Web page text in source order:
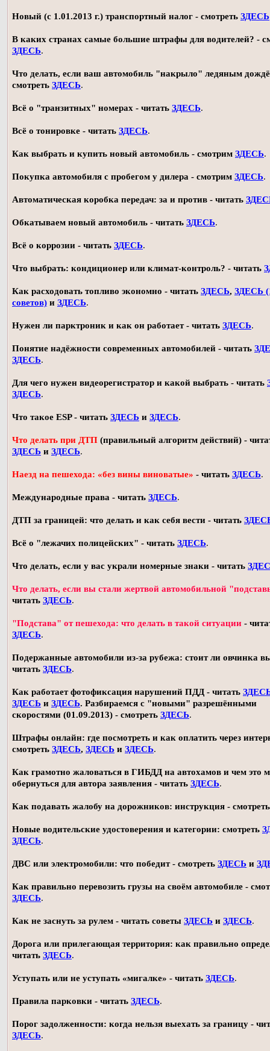
Новый (с 1.01.2013 г.) транспортный налог - смотреть ЗДЕСЬ
В каких странах самые большие штрафы для водителей? -
ЗДЕСЬ.
Что делать, если ваш автомобиль "накрыло" ледяным
смотреть ЗДЕСЬ.
Всё о "транзитных" номерах - читать ЗДЕСЬ.
Всё о тонировке - читать ЗДЕСЬ.
Как выбрать и купить новый автомобиль - смотрим ЗДЕСЬ.
Покупка автомобиля с пробегом у дилера - смотрим ЗДЕСЬ.
Автоматическая коробка передач: за и против - читать
Обкатываем новый автомобиль - читать ЗДЕСЬ.
Всё о коррозии - читать ЗДЕСЬ.
Что выбрать: кондиционер или климат-контроль? - читать
Как расходовать топливо экономно - читать ЗДЕСЬ, ЗДЕСЬ
советов) и ЗДЕСЬ.
Нужен ли парктроник и как он работает - читать ЗДЕСЬ.
Понятие надёжности современных автомобилей - читать
ЗДЕСЬ.
Для чего нужен видеорегистратор и какой выбрать - читать
ЗДЕСЬ.
Что такое ESP - читать ЗДЕСЬ и ЗДЕСЬ.
Что делать при ДТП (правильный алгоритм действий) -
ЗДЕСЬ и ЗДЕСЬ.
Наезд на пешехода: «без вины виноватые» - читать ЗДЕСЬ.
Международные права - читать ЗДЕСЬ.
ДТП за границей: что делать и как себя вести - читать
Всё о "лежачих полицейских" - читать ЗДЕСЬ.
Что делать, если у вас украли номерные знаки - читать
Что делать, если вы стали жертвой автомобильной
читать ЗДЕСЬ.
"Подстава" от пешехода: что делать в такой ситуации -
ЗДЕСЬ.
Подержанные автомобили из-за рубежа: стоит ли овчинка
читать ЗДЕСЬ.
Как работает фотофиксация нарушений ПДД - читать
ЗДЕСЬ и ЗДЕСЬ. Разбираемся с "новыми" разрешёнными
скоростями (01.09.2013) - смотреть ЗДЕСЬ.
Штрафы онлайн: где посмотреть и как оплатить через
смотреть ЗДЕСЬ, ЗДЕСЬ и ЗДЕСЬ.
Как грамотно жаловаться в ГИБДД на автохамов и чем это
обернуться для автора заявления - читать ЗДЕСЬ.
Как подавать жалобу на дорожников: инструкция -
Новые водительские удостоверения и категории: смотреть
ЗДЕСЬ.
ДВС или электромобили: что победит - смотреть ЗДЕСЬ и
Как правильно перевозить грузы на своём автомобиле -
ЗДЕСЬ.
Как не заснуть за рулем - читать советы ЗДЕСЬ и ЗДЕСЬ.
Дорога или прилегающая территория: как правильно
читать ЗДЕСЬ.
Уступать или не уступать «мигалке» - читать ЗДЕСЬ.
Правила парковки - читать ЗДЕСЬ.
Порог задолженности: когда нельзя выехать за границу -
ЗДЕСЬ.